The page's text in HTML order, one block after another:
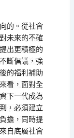
的。從社會
未來的不確
出更積極的
斷倡議，強
的福利補助
看，面對全
下一代成為
，必須建立
擔，同時提
自底層社會